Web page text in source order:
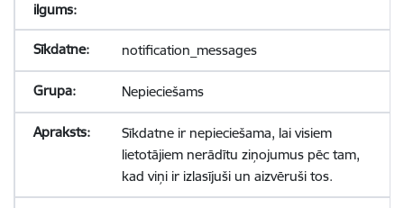
notification_messages
Nepieciešams
Sīkdatne ir nepieciešama, lai visiem
lietotājiem nerādītu ziņojumus pēc tam,
kad viņi ir izlasījuši un aizvēruši tos.